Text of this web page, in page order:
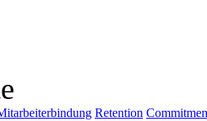
Retention